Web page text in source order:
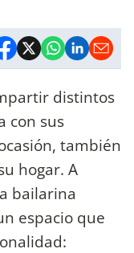
distintos
con sus
también
hogar. A
bailarina
espacio que